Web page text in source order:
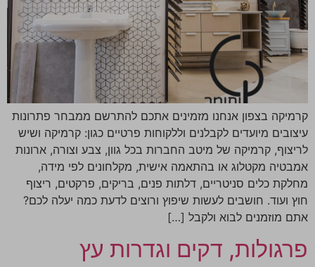
קרמיקה בצפון אנחנו מזמינים אתכם להתרשם ממבחר פתרונות
עיצובים מיועדים לקבלנים וללקוחות פרטיים כגון: קרמיקה ושיש
לריצוף, קרמיקה של מיטב החברות בכל גוון, צבע וצורה, ארונות
אמבטיה מקטלוג או בהתאמה אישית, מקלחונים לפי מידה,
מחלקת כלים סניטריים, דלתות פנים, בריקים, פרקטים, ריצוף
חוץ ועוד. חושבים לעשות שיפוץ ורוצים לדעת כמה יעלה לכם?
אתם מוזמנים לבוא ולקבל […]
פרגולות, דקים וגדרות עץ